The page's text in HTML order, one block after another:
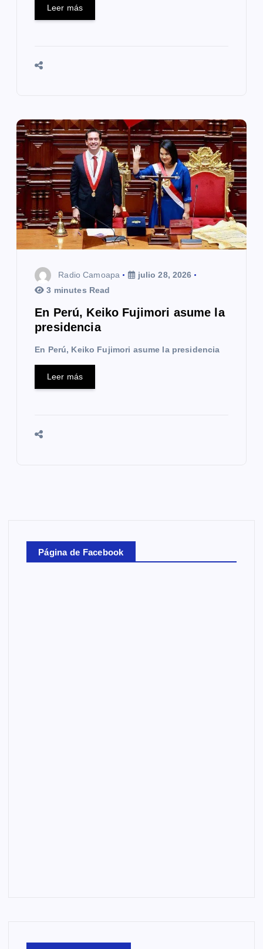
Leer más
Radio Camoapa
julio 28, 2026
3 minutes Read
En Perú, Keiko Fujimori asume la
presidencia
En Perú, Keiko Fujimori asume la presidencia
Leer más
Página de Facebook